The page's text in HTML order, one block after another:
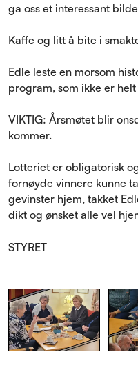
ga oss et interessant
Kaffe og litt å bite i
Edle leste en morsom
program, som ikke er
VIKTIG: Årsmøtet blir
kommer.
Lotteriet er obligatorisk
fornøyde vinnere kunne
gevinster hjem, takket
dikt og ønsket alle vel
STYRET